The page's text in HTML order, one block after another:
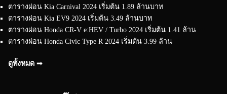
ตารางผ่อน Kia Carnival 2024 เริ่มต้น 1.89 ล้านบาท
ตารางผ่อน Kia EV9 2024 เริ่มต้น 3.49 ล้านบาท
ตารางผ่อน Honda CR-V e:HEV / Turbo 2024 เริ่มต้น 1.41 ล้าน
ตารางผ่อน Honda Civic Type R 2024 เริ่มต้น 3.99 ล้าน
ดูทั้งหมด ➟